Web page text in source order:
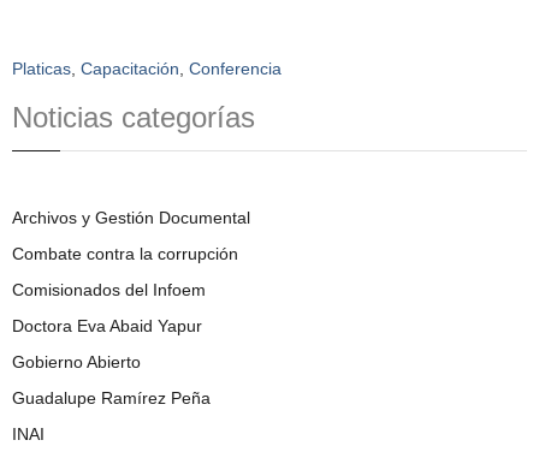
Platicas Capacitación Conferencia
Noticias categorías
Archivos y Gestión Documental
Combate contra la corrupción
Comisionados del Infoem
Doctora Eva Abaid Yapur
Gobierno Abierto
Guadalupe Ramírez Peña
INAI